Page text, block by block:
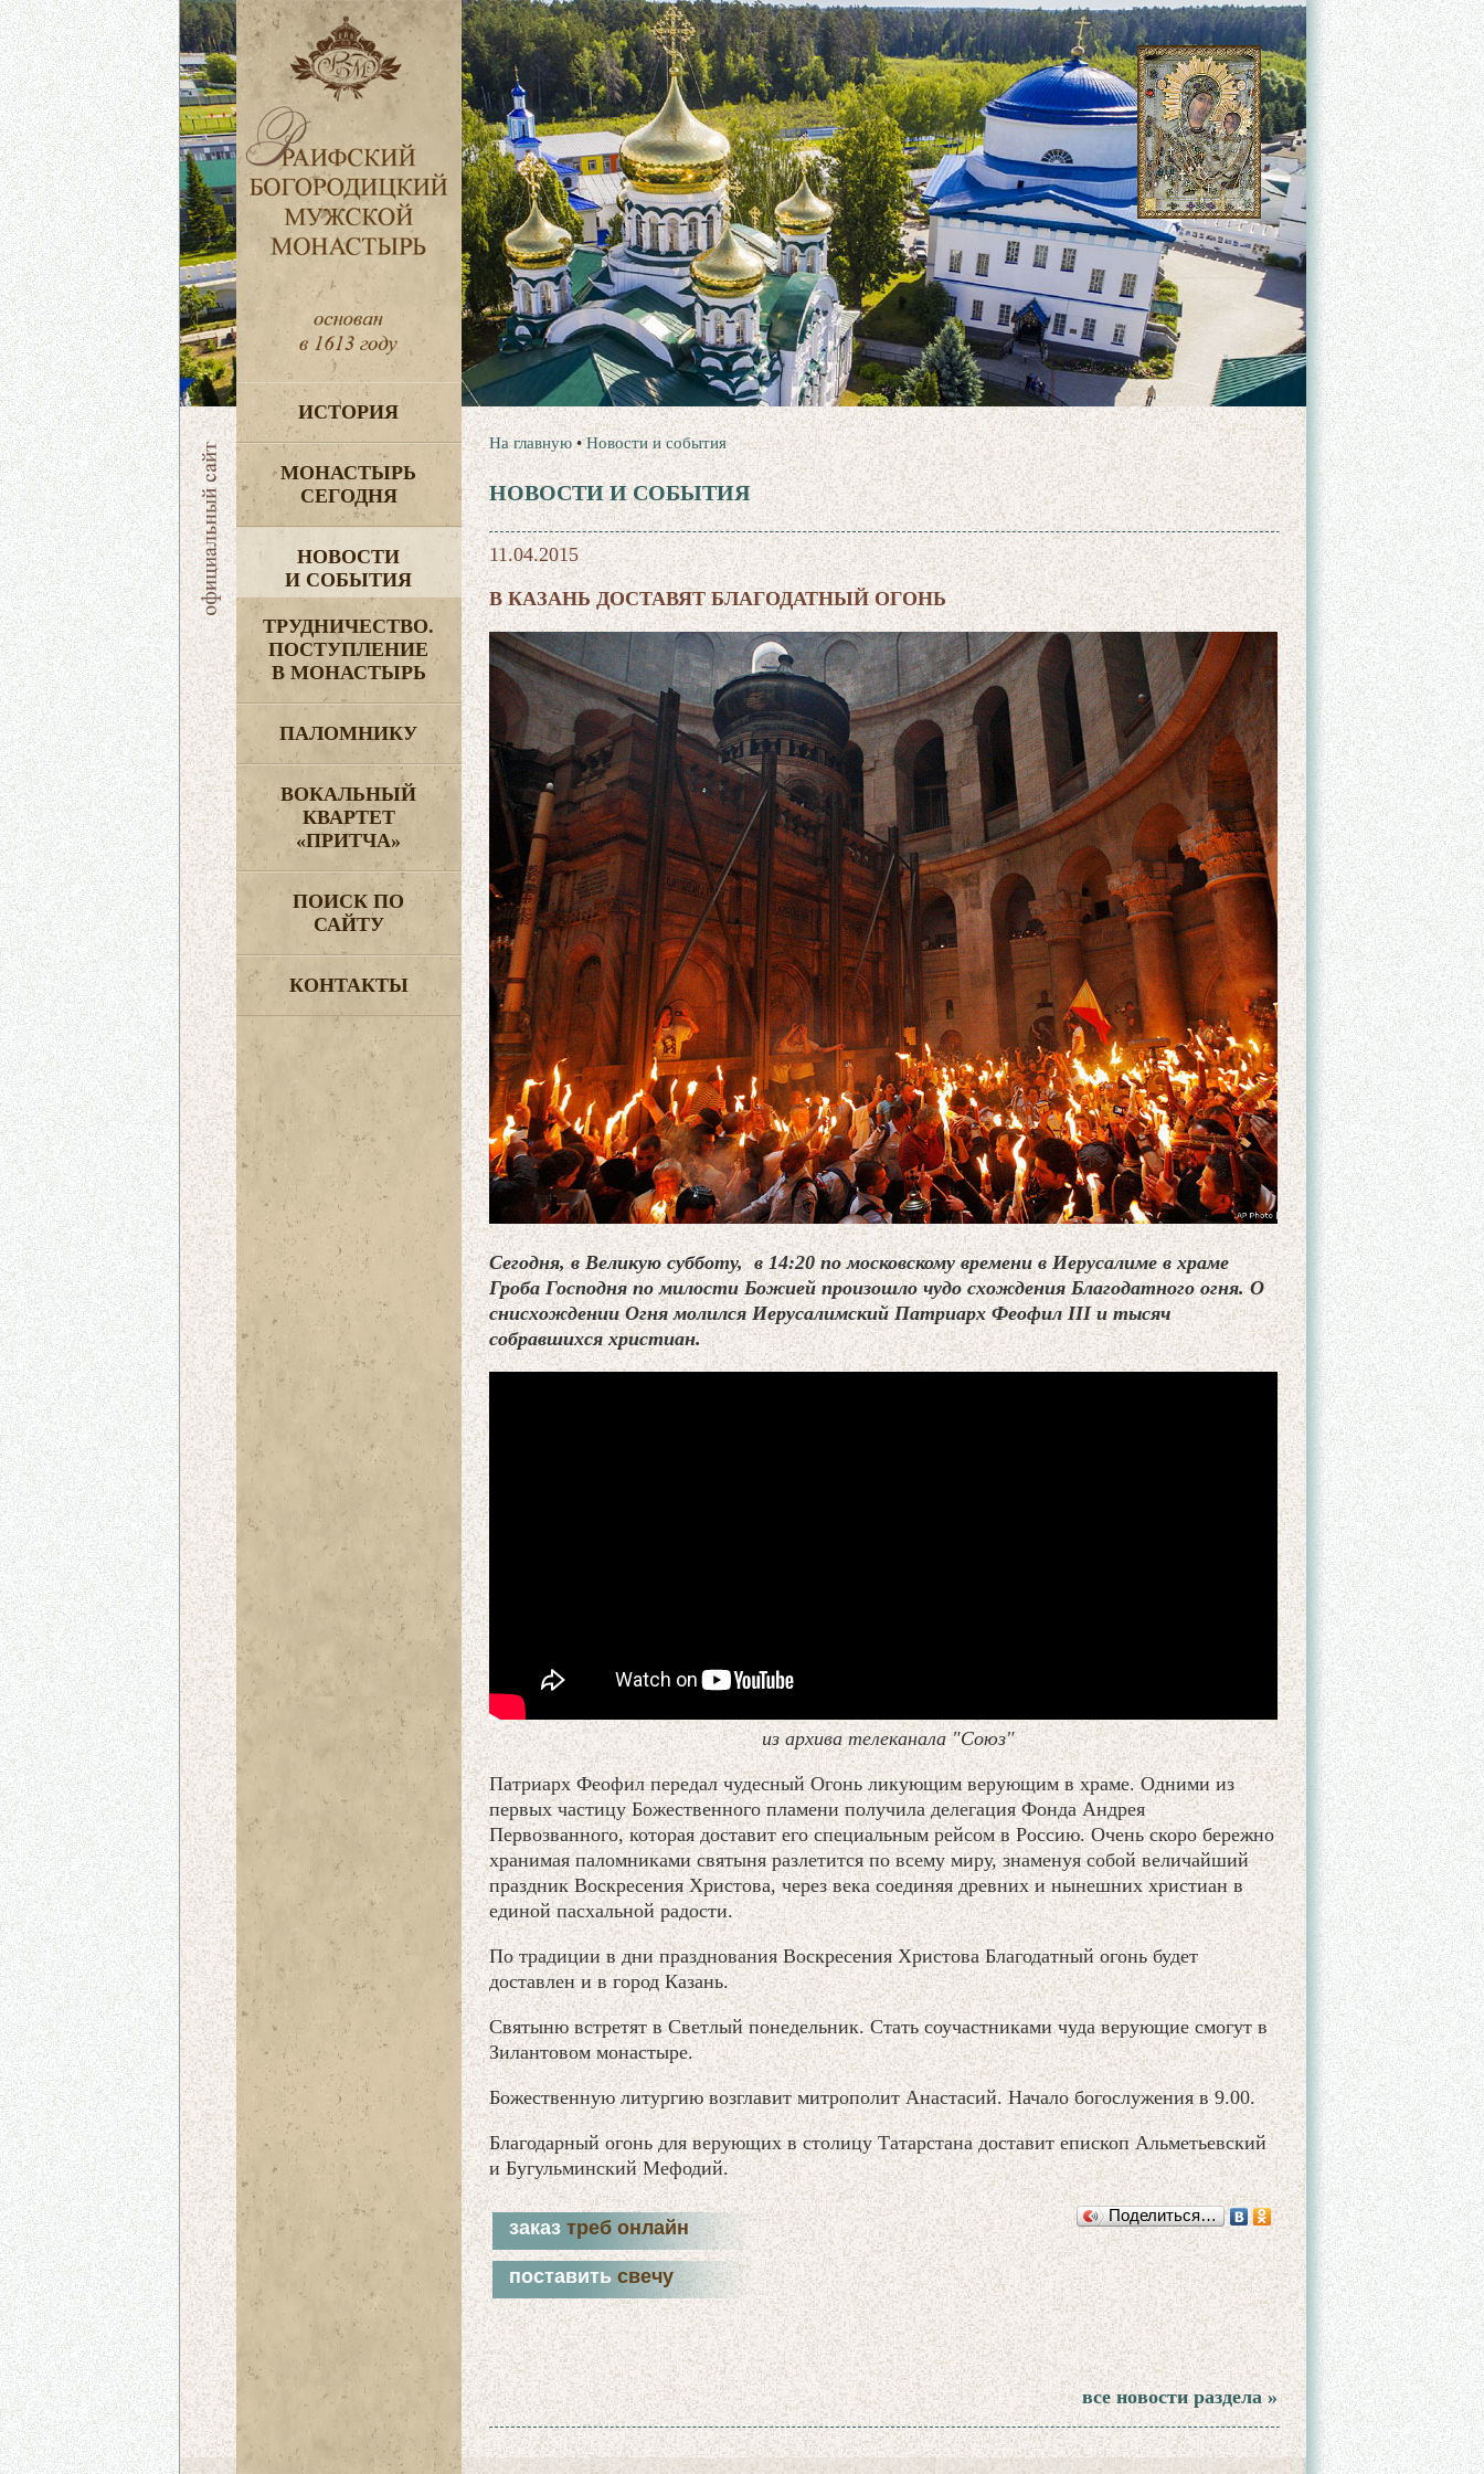
ИСТОРИЯ
МОНАСТЫРЬ
СЕГОДНЯ
НОВОСТИ
И СОБЫТИЯ
ТРУДНИЧЕСТВО.
ПОСТУПЛЕНИЕ
В МОНАСТЫРЬ
ПАЛОМНИКУ
ВОКАЛЬНЫЙ
КВАРТЕТ
«ПРИТЧА»
ПОИСК ПО
САЙТУ
КОНТАКТЫ
На главную •Новости и события
НОВОСТИ И СОБЫТИЯ
11.04.2015
В КАЗАНЬ ДОСТАВЯТ БЛАГОДАТНЫЙ ОГОНЬ
Сегодня, в Великую субботу, в 14:20 по московскому времени в Иерусалиме в храме
Гроба Господня по милости Божией произошло чудо схождения Благодатного огня. О
снисхождении Огня молился Иерусалимский Патриарх Феофил III и тысяч
собравшихся христиан.
из архива телеканала "Союз"
Патриарх Феофил передал чудесный Огонь ликующим верующим в храме. Одними из
первых частицу Божественного пламени получила делегация Фонда Андрея
Первозванного, которая доставит его специальным рейсом в Россию. Очень скоро бережно
хранимая паломниками святыня разлетится по всему миру, знаменуя собой величайший
праздник Воскресения Христова, через века соединяя древних и нынешних христиан в
единой пасхальной радости.
По традиции в дни празднования Воскресения Христова Благодатный огонь будет
доставлен и в город Казань.
Святыню встретят в Светлый понедельник. Стать соучастниками чуда верующие смогут в
Зилантовом монастыре.
Божественную литургию возглавит митрополит Анастасий. Начало богослужения в 9.00.
Благодарный огонь для верующих в столицу Татарстана доставит епископ Альметьевский
и Бугульминский Мефодий.
заказ треб онлайн
поставить свечу
Поделиться…
все новости раздела »